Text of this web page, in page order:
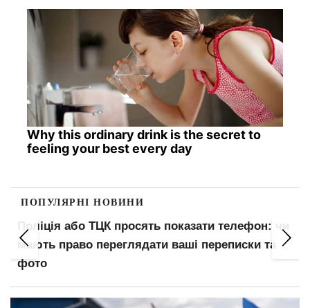
Why this ordinary drink is the secret to
feeling your best every day
ПОПУЛЯРНІ НОВИНИ
Поліція або ТЦК просять показати телефон: чи
мають право переглядати ваші переписки та
фото